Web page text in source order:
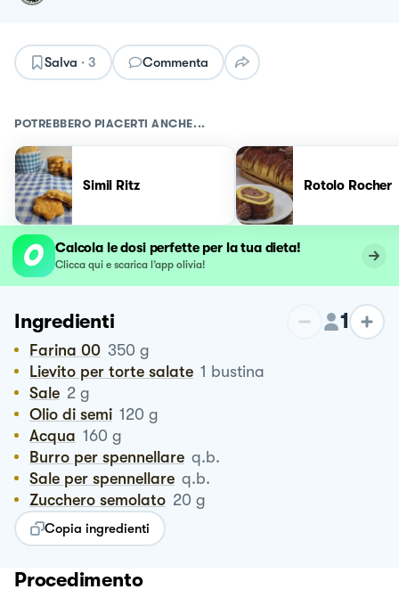
Salva · 3 Commenta
POTREBBERO PIACERTI ANCHE...
Simil Ritz Rotolo Rocher
Calcola le dosi perfette per la tua dieta!
Clicca qui e scarica l’app olivia!
Ingredienti 1
Farina 00 350 g
Lievito per torte salate 1 bustina
Sale 2 g
Olio di semi 120 g
Acqua 160 g
Burro per spennellare q.b.
Sale per spennellare q.b.
Zucchero semolato 20 g
Copia ingredienti
Procedimento